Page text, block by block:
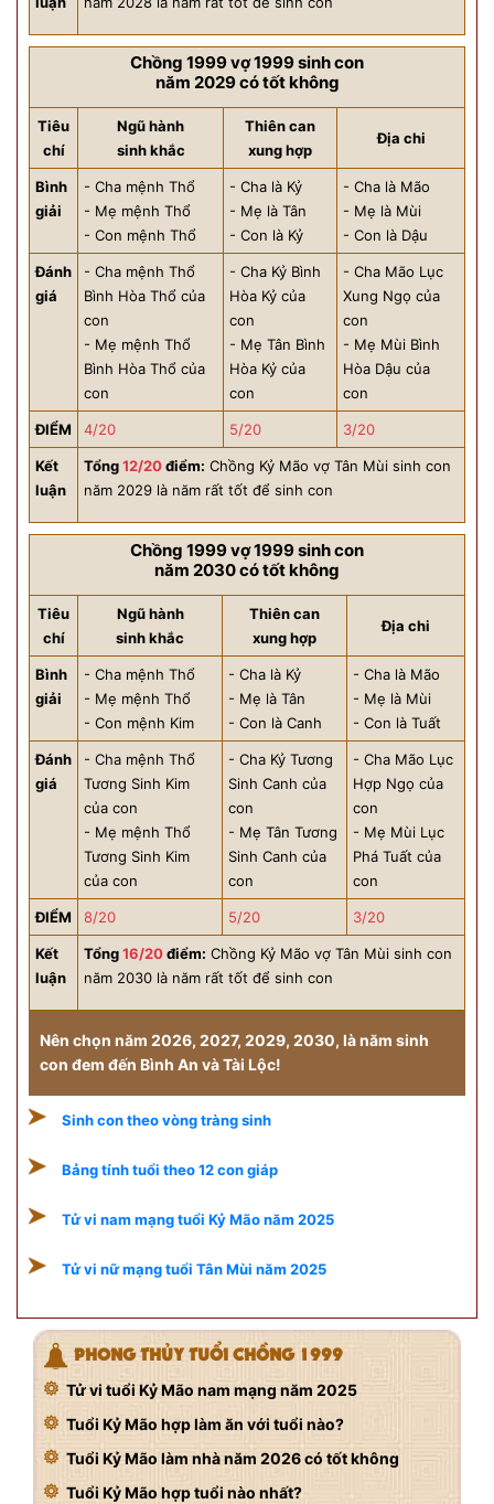
Chồng 1999 vợ 1999 sinh con
năm 2029 có tốt không
Tiêu
chí
Ngũ hành
sinh khắc
Thiên can
xung hợp
Địa chi
Bình
giải
- Cha mệnh Thổ
- Mẹ mệnh Thổ
- Con mệnh Thổ
- Cha là Kỷ
- Mẹ là Tân
- Con là Kỷ
- Cha là Mão
- Mẹ là Mùi
- Con là Dậu
Đánh
giá
- Cha mệnh Thổ
Bình Hòa Thổ của
con
- Mẹ mệnh Thổ
Bình Hòa Thổ của
con
- Cha Kỷ Bình
Hòa Kỷ của
con
- Mẹ Tân Bình
Hòa Kỷ của
con
- Cha Mão Lục
Xung Ngọ của
con
- Mẹ Mùi Bình
Hòa Dậu của
con
ĐIỂM 4/20 5/20 3/20
Kết
luận
Tổng12/20điểm: Chồng Kỷ Mão vợ Tân Mùi sinh con
năm 2029 là năm rất tốt để sinh con
Chồng 1999 vợ 1999 sinh con
năm 2030 có tốt không
Tiêu
chí
Ngũ hành
sinh khắc
Thiên can
xung hợp
Địa chi
Bình
giải
- Cha mệnh Thổ
- Mẹ mệnh Thổ
- Con mệnh Kim
- Cha là Kỷ
- Mẹ là Tân
- Con là Canh
- Cha là Mão
- Mẹ là Mùi
- Con là Tuất
Đánh
giá
- Cha mệnh Thổ
Tương Sinh Kim
của con
- Mẹ mệnh Thổ
Tương Sinh Kim
của con
- Cha Kỷ Tương
Sinh Canh của
con
- Mẹ Tân Tương
Sinh Canh của
con
- Cha Mão Lục
Hợp Ngọ của
con
- Mẹ Mùi Lục
Phá Tuất của
con
ĐIỂM 8/20 5/20 3/20
Kết
luận
Tổng16/20điểm: Chồng Kỷ Mão vợ Tân Mùi sinh con
năm 2030 là năm rất tốt để sinh con
Nên chọn năm 2026, 2027, 2029, 2030, là năm sinh
con đem đến Bình An và Tài Lộc!
Sinh con theo vòng tràng sinh
Bảng tính tuổi theo 12 con giáp
Tử vi nam mạng tuổi Kỷ Mão năm 2025
Tử vi nữ mạng tuổi Tân Mùi năm 2025
PHONG THỦY TUỔI CHỒNG 1999
Tử vi tuổi Kỷ Mão nam mạng năm 2025
Tuổi Kỷ Mão hợp làm ăn với tuổi nào?
Tuổi Kỷ Mão làm nhà năm 2026 có tốt không
Tuổi Kỷ Mão hợp tuổi nào nhất?